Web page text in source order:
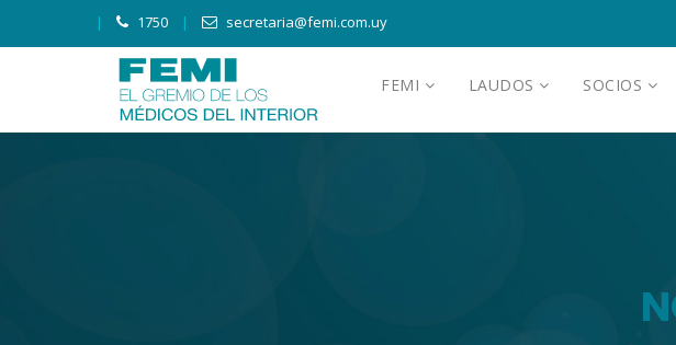
1750 secretaria@femi.com.uy
FEMI LAUDOS SOCIOS